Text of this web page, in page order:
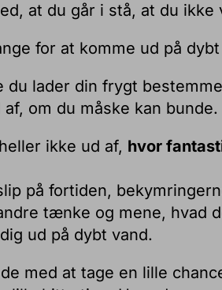
at du går i stå, at du
for at komme ud på
du lader din frygt
om du måske kan
ikke ud af, hvor
på fortiden,
tænke og mene, hvad
ud på dybt vand.
med at tage en lille